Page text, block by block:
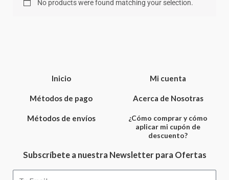
No products were found matching your selection.
Inicio
Métodos de pago
Métodos de envíos
Mi cuenta
Acerca de Nosotras
¿Cómo comprar y cómo
aplicar mi cupón de
descuento?
Subscríbete a nuestra Newsletter para Ofertas